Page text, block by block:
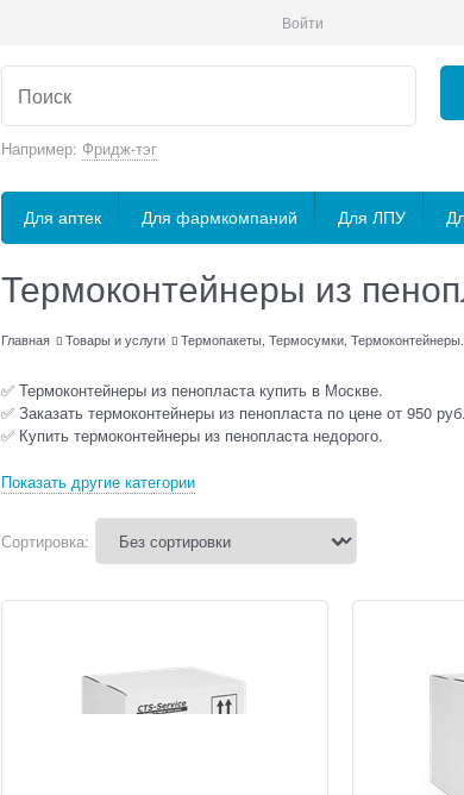
Войти
Например: Фридж-тэг
Для аптек Для фармкомпаний Для ЛПУ
Термоконтейнеры из
Главная Товары и услуги Термопакеты, Термосумки,
✅ Термоконтейнеры из пенопласта купить в Москве.
✅ Заказать термоконтейнеры из пенопласта по цене от 950 руб.
✅ Купить термоконтейнеры из пенопласта недорого.
Показать другие категории
Сортировка: